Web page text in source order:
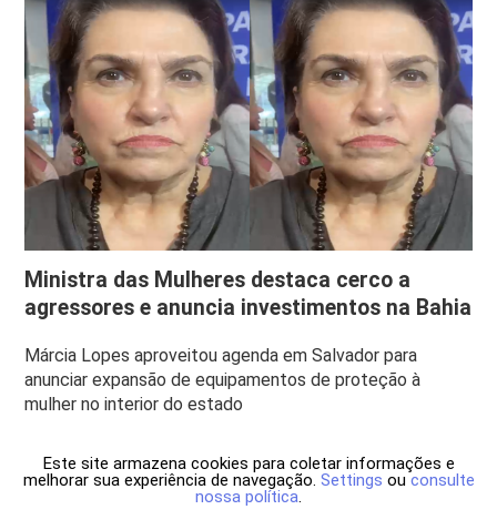
Ministra das Mulheres destaca cerco a
agressores e anuncia investimentos na Bahia
Márcia Lopes aproveitou agenda em Salvador para
anunciar expansão de equipamentos de proteção à
mulher no interior do estado
Este site armazena cookies para coletar informações e
melhorar sua experiência de navegação. Settings ou consulte
nossa política.